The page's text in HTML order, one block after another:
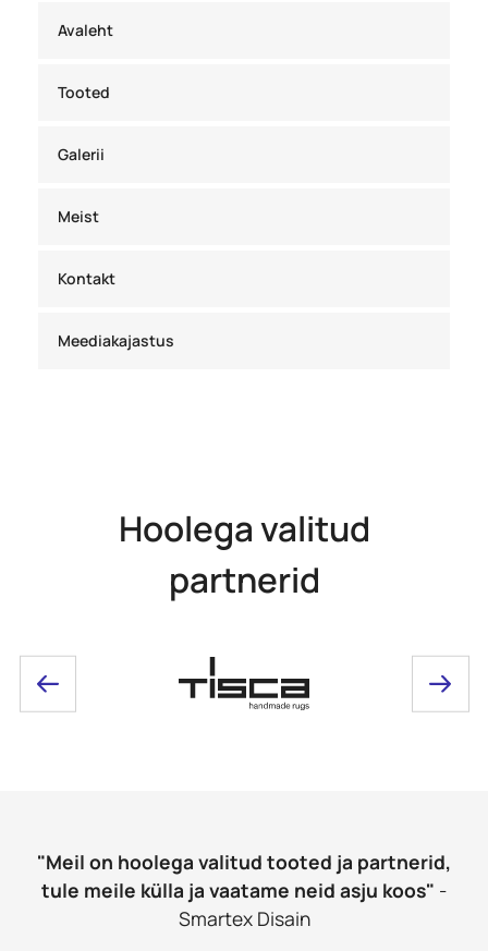
Avaleht
Tooted
Galerii
Meist
Kontakt
Meediakajastus
Hoolega valitud
partnerid
"Meil on hoolega valitud tooted ja partnerid,
tule meile külla ja vaatame neid asju koos" -
Smartex Disain